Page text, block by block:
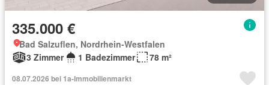
335.000 €
Bad Salzuflen, Nordrhein-Westfalen
3 Zimmer
1 Badezimmer 78 m²
08.07.2026 bei 1a-Immobilienmarkt